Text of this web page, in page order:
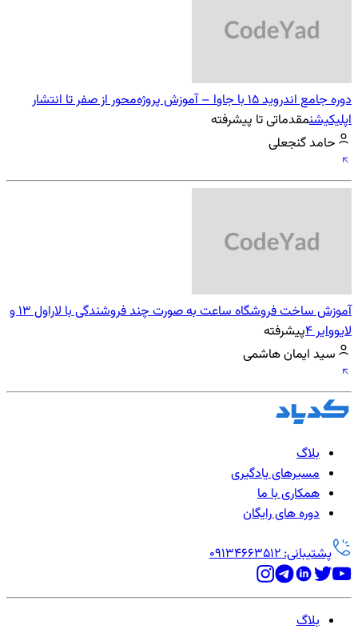
دوره جامع اندروید 15 با جاوا – آموزش پروژه‌محور از صفر تا انتشار
اپلیکیشنمقدماتی تا پیشرفته
حامد گنجعلی
آموزش ساخت فروشگاه ساعت به صورت چند فروشندگی با لاراول 13 و
لایووایر 4 پیشرفته
سید ایمان هاشمی
بلاگ
مسیرهای یادگیری
همکاری با ما
دوره های رایگان
پشتیبانی: 09134663512
بلاگ